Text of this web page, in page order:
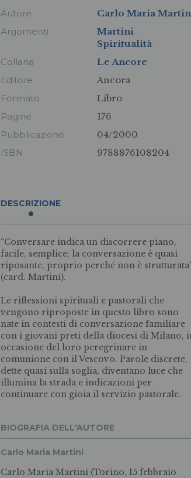
Autore
Carlo Maria
Argomenti
Martini
Spiritualità
Collana
Le Ancore
Editore
Ancora
Formato
Libro
Pagine
176
Pubblicazione
04/2000
ISBN
9788876108204
DESCRIZIONE
“Conversare indica un discorrere piano,
facile, semplice; la conversazione è quasi
riposante, proprio perché non è
(card. Martini).
Le riflessioni spirituali e pastorali che
vengono riproposte in questo libro sono
nate in contesti di conversazione familiare
con i giovani preti della diocesi di Milano,
occasione del loro peregrinare in
comunione con il Vescovo. Parole discrete,
dette quasi sulla soglia, diventano luce che
illumina la strada e indicazioni per
continuare con gioia il servizio pastorale.
BIOGRAFIA DELL'AUTORE
Carlo Maria Martini
Carlo Maria Martini (Torino, 15 febbraio